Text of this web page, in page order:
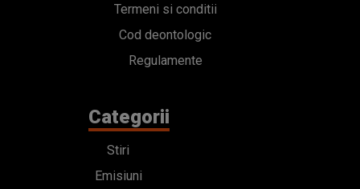
Termeni si conditii
Cod deontologic
Regulamente
Categorii
Stiri
Emisiuni